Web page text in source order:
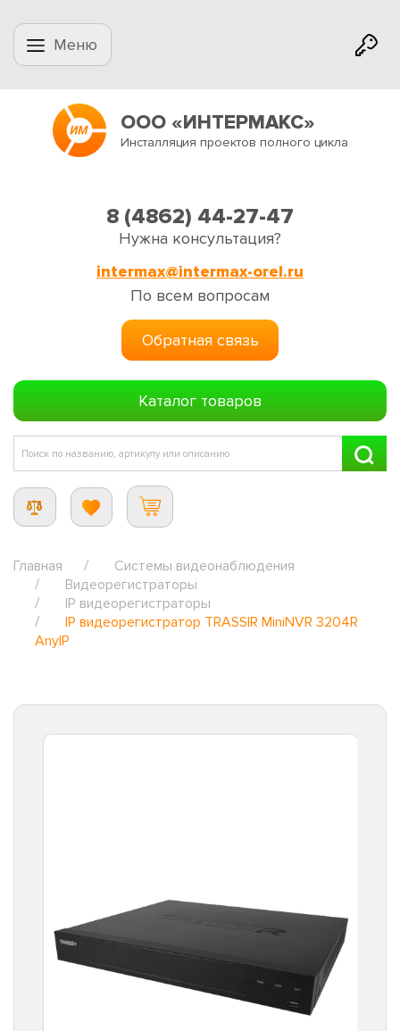
Меню
ООО «ИНТЕРМАКС»
Инсталляция проектов полного цикла
8 (4862) 44-27-47
Нужна консультация?
intermax@intermax-orel.ru
По всем вопросам
Обратная связь
Каталог товаров
Главная
Системы видеонаблюдения
Видеорегистраторы
IP видеорегистраторы
IP видеорегистратор TRASSIR MiniNVR 3204R
AnyIP